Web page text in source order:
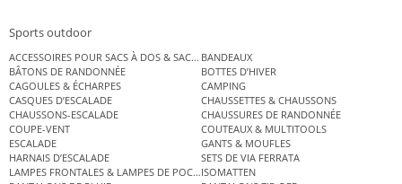
Sports outdoor
ACCESSOIRES POUR SACS À DOS & SACS ÉTANCHES
BANDEAUX
BÂTONS DE RANDONNÉE
BOTTES D’HIVER
CAGOULES & ÉCHARPES
CAMPING
CASQUES D’ESCALADE
CHAUSSETTES & CHAUSSONS
CHAUSSONS-ESCALADE
CHAUSSURES DE RANDONNÉE
COUPE-VENT
COUTEAUX & MULTITOOLS
ESCALADE
GANTS & MOUFLES
HARNAIS D’ESCALADE
SETS DE VIA FERRATA
LAMPES FRONTALES & LAMPES DE POCHEISOMATTEN